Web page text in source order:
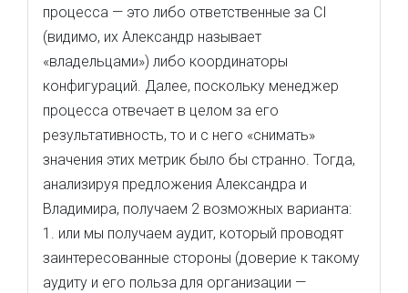
процесса — это либо ответственные за CI
(видимо, их Александр называет
«владельцами») либо координаторы
конфигураций. Далее, поскольку менеджер
процесса отвечает в целом за его
результативность, то и с него «снимать»
значения этих метрик было бы странно. Тогда,
анализируя предложения Александра и
Владимира, получаем 2 возможных варианта:
1. или мы получаем аудит, который проводят
заинтересованные стороны (доверие к такому
аудиту и его польза для организации —